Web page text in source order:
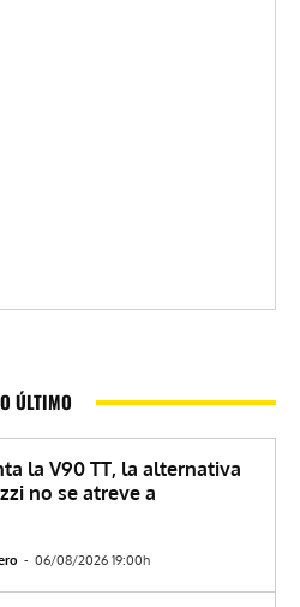
ÚLTIMO
la V90 TT, la alternativa
no se atreve a
- 06/08/2026 19:00h